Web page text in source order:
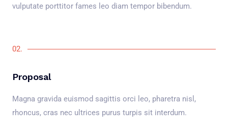
vulputate porttitor fames leo diam tempor bibendum.
02.
Proposal
Magna gravida euismod sagittis orci leo, pharetra nisl,
rhoncus, cras nec ultrices purus turpis sit interdum.